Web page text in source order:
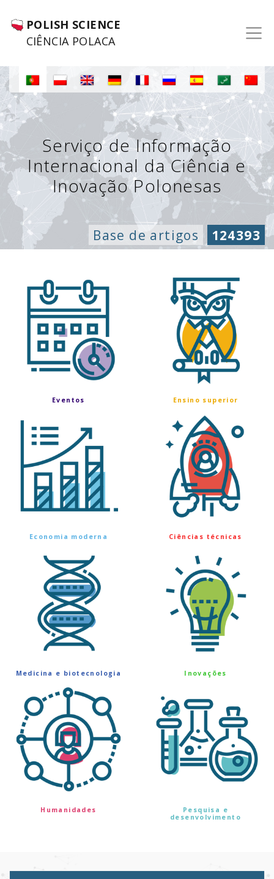
POLISH SCIENCE
CIÊNCIA POLACA
Serviço de Informação
Internacional da Ciência e
Inovação Polonesas
Base de artigos 124393
Eventos Ensino superior
Economia moderna Ciências técnicas
Medicina e biotecnologia Inovações
Humanidades
Pesquisa e
desenvolvimento